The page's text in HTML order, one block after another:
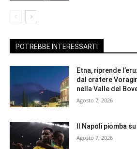
POTREBBE INTERESSARTI
Etna, riprende
dal cratere
nella Valle del
Agosto 7, 2026
Il Napoli piomba
Agosto 7, 2026